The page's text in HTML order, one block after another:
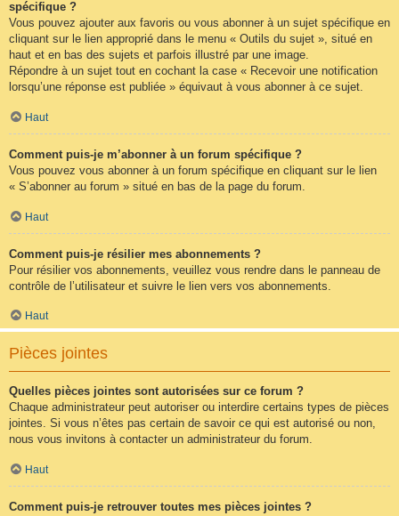
spécifique ?
Vous pouvez ajouter aux favoris ou vous abonner à un sujet spécifique en
cliquant sur le lien approprié dans le menu « Outils du sujet », situé en
haut et en bas des sujets et parfois illustré par une image.
Répondre à un sujet tout en cochant la case « Recevoir une notification
lorsqu’une réponse est publiée » équivaut à vous abonner à ce sujet.
Haut
Comment puis-je m’abonner à un forum spécifique ?
Vous pouvez vous abonner à un forum spécifique en cliquant sur le lien
« S’abonner au forum » situé en bas de la page du forum.
Haut
Comment puis-je résilier mes abonnements ?
Pour résilier vos abonnements, veuillez vous rendre dans le panneau de
contrôle de l’utilisateur et suivre le lien vers vos abonnements.
Haut
Pièces jointes
Quelles pièces jointes sont autorisées sur ce forum ?
Chaque administrateur peut autoriser ou interdire certains types de pièces
jointes. Si vous n’êtes pas certain de savoir ce qui est autorisé ou non,
nous vous invitons à contacter un administrateur du forum.
Haut
Comment puis-je retrouver toutes mes pièces jointes ?